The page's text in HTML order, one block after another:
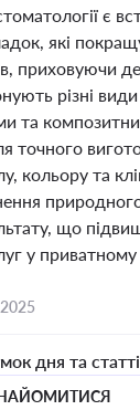
є
які
приховуючи
різні види
та
точного
кольору та
що
у приватному
дня та